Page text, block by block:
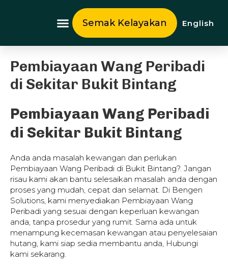
Semak Kelayakan English
Pembiayaan Wang Peribadi
di Sekitar Bukit Bintang
Pembiayaan Wang Peribadi
di Sekitar Bukit Bintang
Anda anda masalah kewangan dan perlukan
Pembiayaan Wang Peribadi di Bukit Bintang?. Jangan
risau kami akan bantu selesaikan masalah anda dengan
proses yang mudah, cepat dan selamat. Di Bengen
Solutions, kami menyediakan Pembiayaan Wang
Peribadi yang sesuai dengan keperluan kewangan
anda, tanpa prosedur yang rumit. Sama ada untuk
menampung kecemasan kewangan atau penyelesaian
hutang, kami siap sedia membantu anda, Hubungi
kami sekarang.